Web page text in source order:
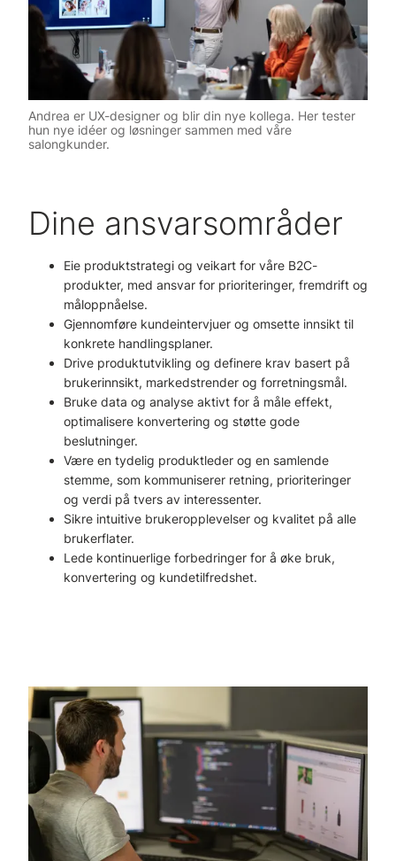
Andrea er UX-designer og blir din nye kollega. Her tester
hun nye idéer og løsninger sammen med våre
salongkunder.
Dine ansvarsområder
Eie produktstrategi og veikart for våre B2C-
produkter, med ansvar for prioriteringer, fremdrift og
måloppnåelse.
Gjennomføre kundeintervjuer og omsette innsikt til
konkrete handlingsplaner.
Drive produktutvikling og definere krav basert på
brukerinnsikt, markedstrender og forretningsmål.
Bruke data og analyse aktivt for å måle effekt,
optimalisere konvertering og støtte gode
beslutninger.
Være en tydelig produktleder og en samlende
stemme, som kommuniserer retning, prioriteringer
og verdi på tvers av interessenter.
Sikre intuitive brukeropplevelser og kvalitet på alle
brukerflater.
Lede kontinuerlige forbedringer for å øke bruk,
konvertering og kundetilfredshet.